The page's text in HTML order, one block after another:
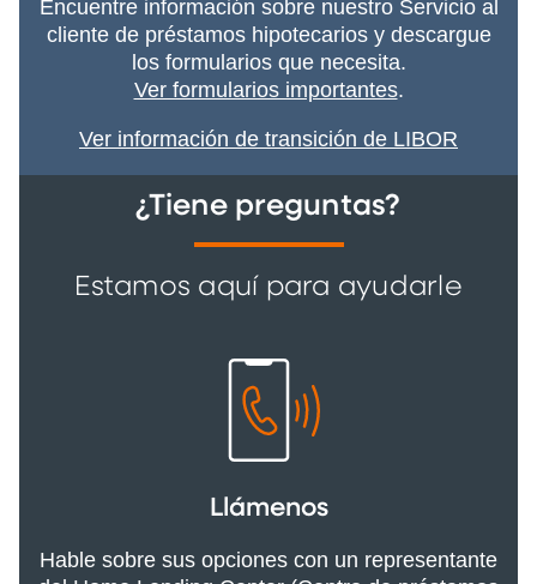
Encuentre información sobre nuestro Servicio al
cliente de préstamos hipotecarios y descargue
los formularios que necesita.
Ver formularios importantes.
Ver información de transición de LIBOR
¿Tiene preguntas?
Estamos aquí para ayudarle
Llámenos
Hable sobre sus opciones con un representante